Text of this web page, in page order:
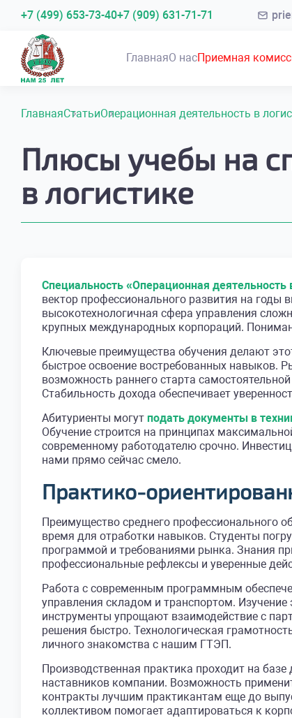
+7 (499) 653-73-40+7 (909) 631-71-71
ГлавнаяО насПриемная
ГлавнаяСтатьиОперационная деятельность в
Плюсы учебы на
в логистике
Специальность «Операционная деятельность
вектор профессионального развития на годы
высокотехнологичная сфера управления
крупных международных корпораций.
Ключевые преимущества обучения делают
быстрое освоение востребованных навыков.
возможность раннего старта
Стабильность дохода обеспечивает
Абитуриенты могут подать документы в
Обучение строится на принципах
современному работодателю срочно.
нами прямо сейчас смело.
Практико-
Преимущество среднего профессионального
время для отработки навыков. Студенты
программой и требованиями рынка. Знания
профессиональные рефлексы и уверенные
Работа с современным программным
управления складом и транспортом.
инструменты упрощают взаимодействие с
решения быстро. Технологическая
личного знакомства с нашим ГТЭП.
Производственная практика проходит на
наставников компании. Возможность
контракты лучшим практикантам еще до
коллективом помогает адаптироваться к